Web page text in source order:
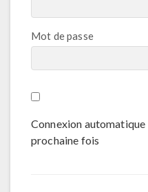
Mot de passe
Connexion automatique
prochaine fois